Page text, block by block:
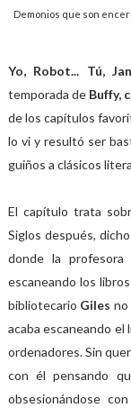
Demonios que son
Yo, Robot... Tú,
temporada de Buffy,
de los capítulos
lo vi y resultó ser
guiños a clásicos
El capítulo trata
Siglos después,
donde la
escaneando los
bibliotecario Giles no
acaba escaneando el
ordenadores. Sin
con él pensando
obsesionándose